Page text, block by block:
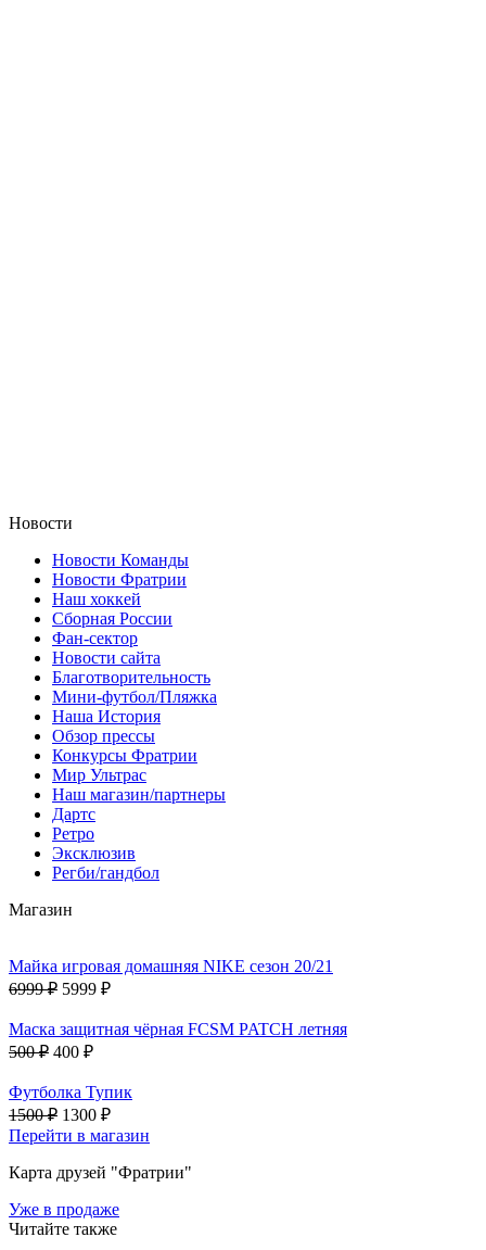
Новости
Новости Команды
Новости Фратрии
Наш хоккей
Сборная России
Фан-cектор
Новости сайта
Благотворительность
Мини-футбол/Пляжка
Наша История
Обзор прессы
Конкурсы Фратрии
Мир Ультрас
Наш магазин/партнеры
Дартс
Ретро
Эксклюзив
Регби/гандбол
Магазин
Майка игровая домашняя NIKE сезон 20/21
6999 ₽ 5999 ₽
Маска защитная чёрная FCSM PATCH летняя
500 ₽ 400 ₽
Футболка Тупик
1500 ₽ 1300 ₽
Перейти в магазин
Карта друзей "Фратрии"
Уже в продаже
Читайте также